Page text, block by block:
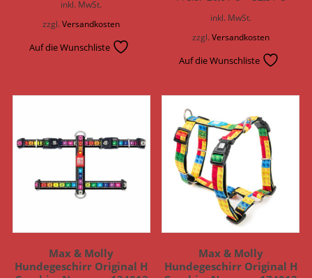
inkl. MwSt.
zzgl.Versandkosten
Auf die Wunschliste
inkl. MwSt.
zzgl. Versandkosten
Auf die Wunschliste
Max & Molly
Hundegeschirr Original H
Max & Molly
Hundegeschirr Original H